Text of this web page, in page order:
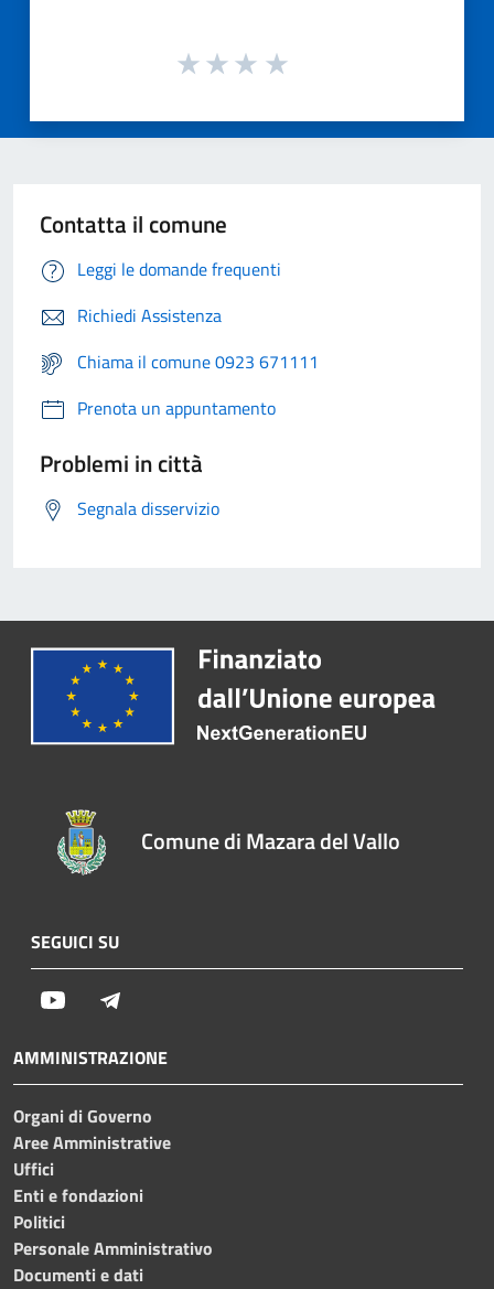
Contatta il comune
Leggi le domande frequenti
Richiedi Assistenza
Chiama il comune 0923 671111
Prenota un appuntamento
Problemi in città
Segnala disservizio
Comune di Mazara del Vallo
SEGUICI SU
Youtube
AMMINISTRAZIONE
Organi di Governo
Aree Amministrative
Uffici
Enti e fondazioni
Politici
Personale Amministrativo
Documenti e dati